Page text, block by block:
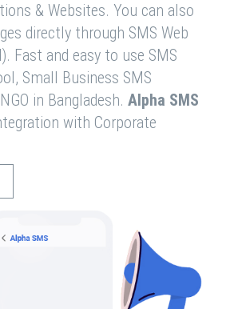
& Websites. You can also
directly through SMS Web
Fast and easy to use SMS
Small Business SMS
in Bangladesh. Alpha SMS
with Corporate